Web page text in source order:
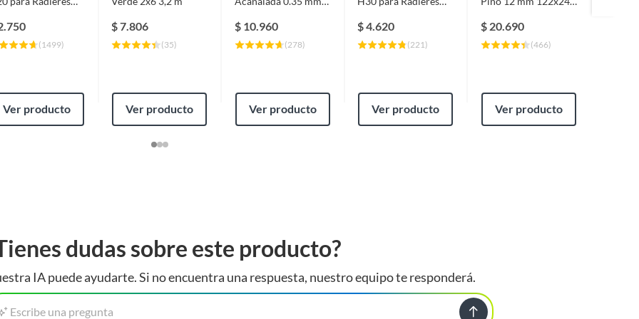
de 150 mm y un ancho de 20 cm. Está hecho de
para tu proyecto.
( 1499)
Ver producto
$7.806
(35)
Ver producto
AZM150
$ 10.960
(278)
Ver producto
25 Kg
$4.620
(221)
Ver producto
$ 20.690
(466)
Ver producto
dudas sobre este producto?
IA puede ayudarte. Si no encuentra una respuesta, nuestro equipo te responderá.
Escribe una pregunta